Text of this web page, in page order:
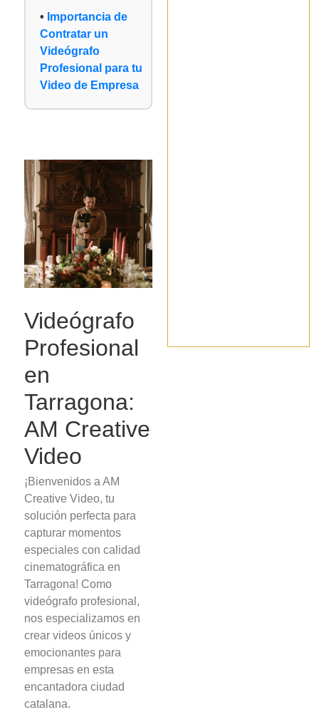
Importancia de
Contratar un
Videógrafo
Profesional para tu
Video de Empresa
Videógrafo
Profesional
en
Tarragona:
AM Creative
Video
¡Bienvenidos a AM
Creative Video, tu
solución perfecta para
capturar momentos
especiales con calidad
cinematográfica en
Tarragona! Como
videógrafo profesional,
nos especializamos en
crear videos únicos y
emocionantes para
empresas en esta
encantadora ciudad
catalana.